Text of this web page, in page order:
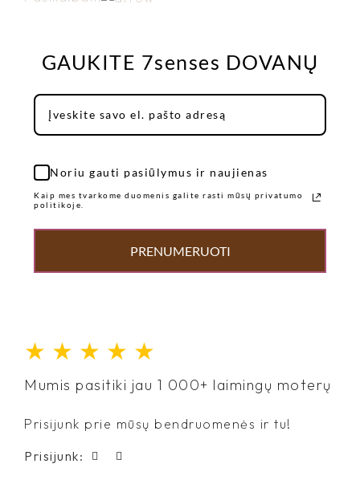
GAUKITE 7senses DOVANŲ
Noriu gauti pasiūlymus ir naujienas
Kaip mes tvarkome duomenis galite rasti mūsų privatumo
politikoje.
PRENUMERUOTI
★ ★ ★ ★ ★
Mumis pasitiki jau 1 000+ laimingų moterų
Prisijunk prie mūsų bendruomenės ir tu!
Prisijunk: